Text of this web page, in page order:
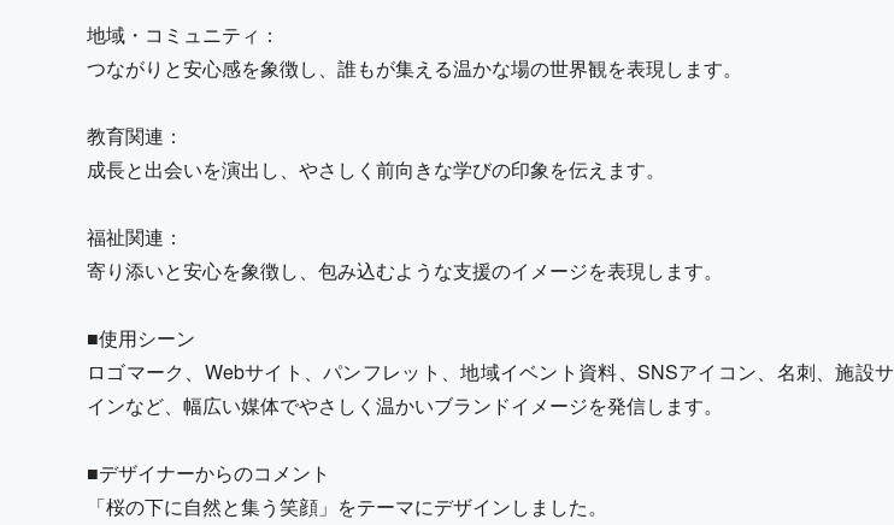
地域・コミュニティ：
つながりと安心感を象徴し、誰もが集える温かな場の世界観を表現します。
教育関連：
成長と出会いを演出し、やさしく前向きな学びの印象を伝えます。
福祉関連：
寄り添いと安心を象徴し、包み込むような支援のイメージを表現します。
■使用シーン
ロゴマーク、Webサイト、パンフレット、地域イベント資料、SNSアイコン、名刺、施設サ
インなど、幅広い媒体でやさしく温かいブランドイメージを発信します。
■デザイナーからのコメント
「桜の下に自然と集う笑顔」をテーマにデザインしました。